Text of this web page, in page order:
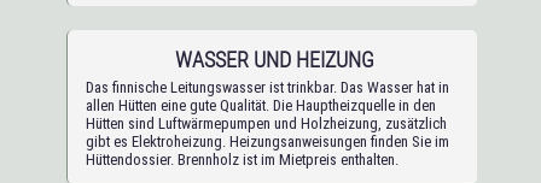
WASSER UND HEIZUNG
Das finnische Leitungswasser ist trinkbar. Das Wasser hat in
allen Hütten eine gute Qualität. Die Hauptheizquelle in den
Hütten sind Luftwärmepumpen und Holzheizung, zusätzlich
gibt es Elektroheizung. Heizungsanweisungen finden Sie im
Hüttendossier. Brennholz ist im Mietpreis enthalten.